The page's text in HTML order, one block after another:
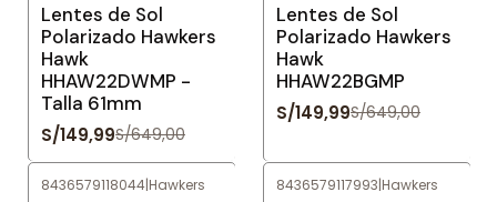
Lentes de Sol
Polarizado Hawkers
Hawk
HHAW22DWMP -
Talla 61mm
S/149,99S/649,00
Lentes de Sol
Polarizado Hawkers
Hawk
HHAW22BGMP
S/149,99S/649,00
8436579118044|Hawkers 8436579117993|Hawkers